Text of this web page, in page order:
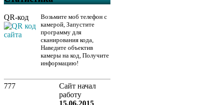
QR-код
Возьмите моб телефон с
камерой, Запустите
программу для
сканирования кода,
Наведите объектив
камеры на код, Получите
информацию!
777
Сайт начал
работу